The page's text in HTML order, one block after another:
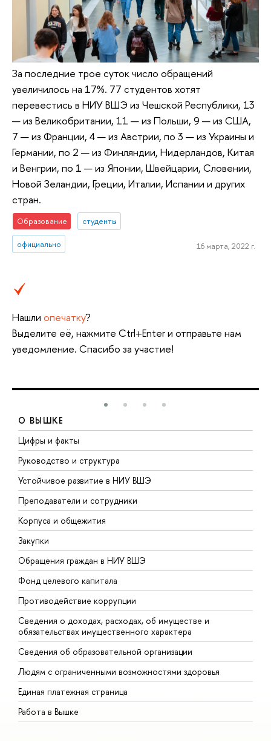
За последние трое суток число обращений
увеличилось на 17%. 77 студентов хотят
перевестись в НИУ ВШЭ из Чешской Республики, 13
— из Великобритании, 11 — из Польши, 9 — из США,
7 — из Франции, 4 — из Австрии, по 3 — из Украины и
Германии, по 2 — из Финляндии, Нидерландов, Китая
и Венгрии, по 1 — из Японии, Швейцарии, Словении,
Новой Зеландии, Греции, Италии, Испании и других
стран.
Образование студенты
официально 16 марта, 2022 г.
Нашли опечатку?
Выделите её, нажмите Ctrl+Enter и отправьте нам
уведомление. Спасибо за участие!
О ВЫШКЕ
Цифры и факты
Руководство и структура
Устойчивое развитие в НИУ ВШЭ
Преподаватели и сотрудники
Корпуса и общежития
Закупки
Обращения граждан в НИУ ВШЭ
Фонд целевого капитала
Противодействие коррупции
Сведения о доходах, расходах, об имуществе и
обязательствах имущественного характера
Сведения об образовательной организации
Людям с ограниченными возможностями здоровья
Единая платежная страница
Работа в Вышке